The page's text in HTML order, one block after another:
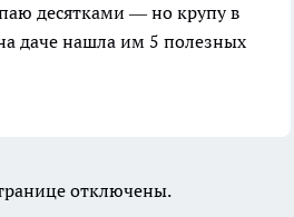
десятками — но крупу в
даче нашла им 5 полезных
отключены.